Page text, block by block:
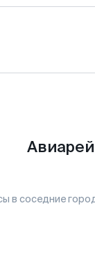
в соседние